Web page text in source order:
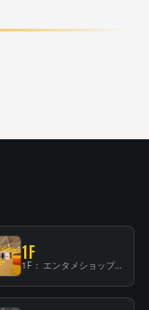
1F
1F： エンタメショップならではのイマーシブ空間